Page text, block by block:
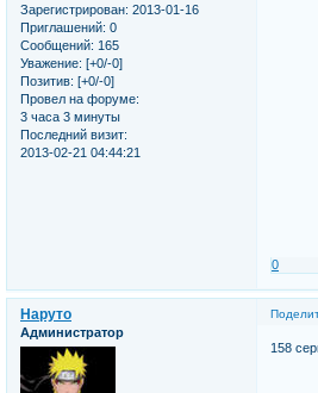
Зарегистрирован: 2013-01-16
Приглашений: 0
Сообщений: 165
Уважение: [+0/-0]
Позитив: [+0/-0]
Провел на форуме:
3 часа 3 минуты
Последний визит:
2013-02-21 04:44:21
0
Наруто
Администратор
158